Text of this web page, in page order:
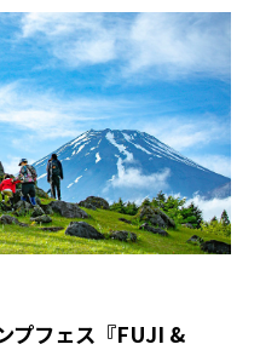
プフェス『FUJI &